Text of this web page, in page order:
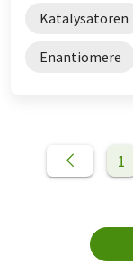
Katalysatoren
Enantiomere
1